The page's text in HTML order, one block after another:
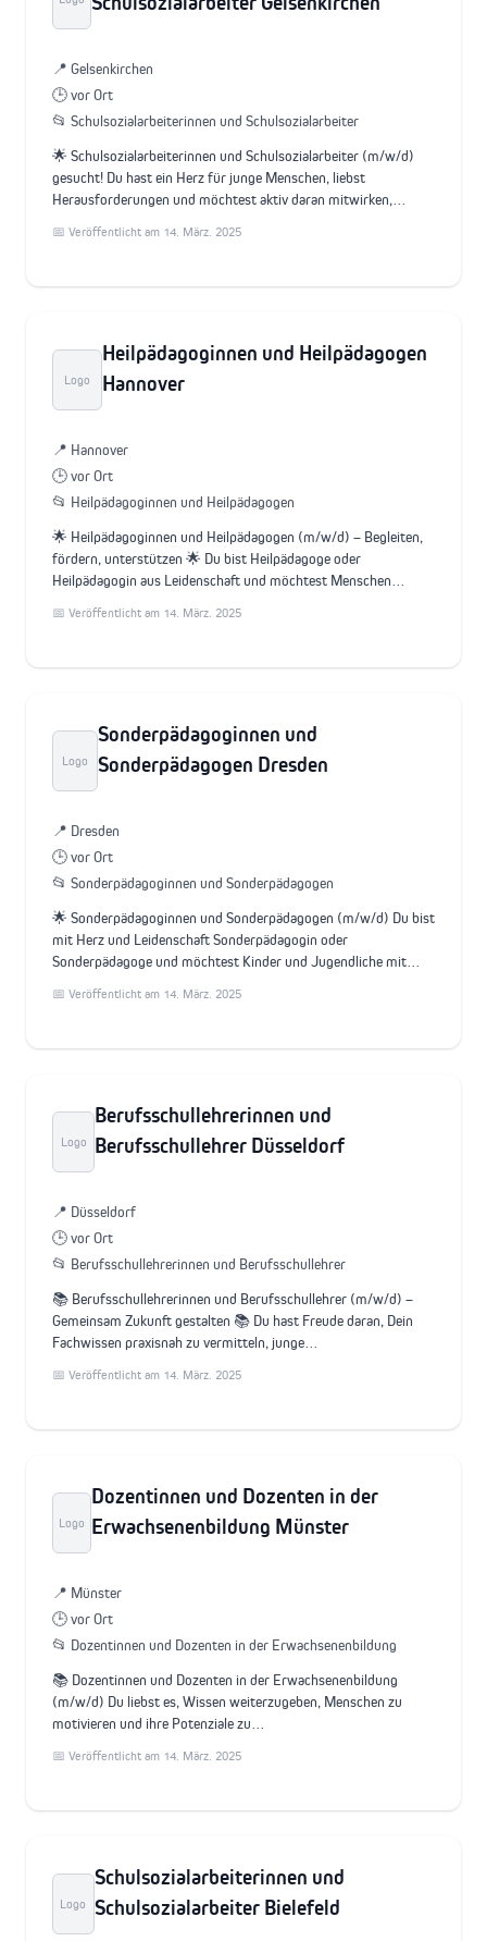
📍 Gelsenkirchen
🕒 vor Ort
📂 Schulsozialarbeiterinnen und Schulsozialarbeiter
🌟 Schulsozialarbeiterinnen und Schulsozialarbeiter (m/w/d)
gesucht! Du hast ein Herz für junge Menschen, liebst
Herausforderungen und möchtest aktiv daran mitwirken,…
📅 Veröffentlicht am 14. März. 2025
Logo
Heilpädagoginnen und Heilpädagogen
Hannover
📍 Hannover
🕒 vor Ort
📂 Heilpädagoginnen und Heilpädagogen
🌟 Heilpädagoginnen und Heilpädagogen (m/w/d) – Begleiten,
fördern, unterstützen 🌟 Du bist Heilpädagoge oder
Heilpädagogin aus Leidenschaft und möchtest Menschen…
📅 Veröffentlicht am 14. März. 2025
Logo
Sonderpädagoginnen und
Sonderpädagogen Dresden
📍 Dresden
🕒 vor Ort
📂 Sonderpädagoginnen und Sonderpädagogen
🌟 Sonderpädagoginnen und Sonderpädagogen (m/w/d) Du bist
mit Herz und Leidenschaft Sonderpädagogin oder
Sonderpädagoge und möchtest Kinder und Jugendliche mit…
📅 Veröffentlicht am 14. März. 2025
Logo
Berufsschullehrerinnen und
Berufsschullehrer Düsseldorf
📍 Düsseldorf
🕒 vor Ort
📂 Berufsschullehrerinnen und Berufsschullehrer
📚 Berufsschullehrerinnen und Berufsschullehrer (m/w/d) –
Gemeinsam Zukunft gestalten 📚 Du hast Freude daran, Dein
Fachwissen praxisnah zu vermitteln, junge…
📅 Veröffentlicht am 14. März. 2025
Logo
Dozentinnen und Dozenten in der
Erwachsenenbildung Münster
📍 Münster
🕒 vor Ort
📂 Dozentinnen und Dozenten in der Erwachsenenbildung
📚 Dozentinnen und Dozenten in der Erwachsenenbildung
(m/w/d) Du liebst es, Wissen weiterzugeben, Menschen zu
motivieren und ihre Potenziale zu…
📅 Veröffentlicht am 14. März. 2025
Logo
Schulsozialarbeiterinnen und
Schulsozialarbeiter Bielefeld